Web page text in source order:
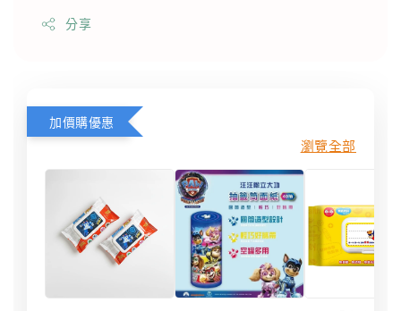
分享
加價購優惠
瀏覽全部